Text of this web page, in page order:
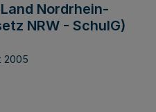
Nordrhein-
NRW - SchulG)
2005